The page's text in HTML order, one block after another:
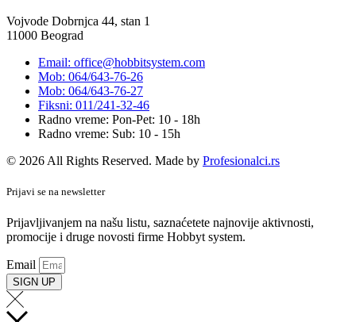
Vojvode Dobrnjca 44, stan 1
11000 Beograd
Email: office@hobbitsystem.com
Mob: 064/643-76-26
Mob: 064/643-76-27
Fiksni: 011/241-32-46
Radno vreme: Pon-Pet: 10 - 18h
Radno vreme: Sub: 10 - 15h
© 2026 All Rights Reserved. Made by Profesionalci.rs
Prijavi se na newsletter
Prijavljivanjem na našu listu, saznaćetete najnovije aktivnosti,
promocije i druge novosti firme Hobbyt system.
Email
SIGN UP